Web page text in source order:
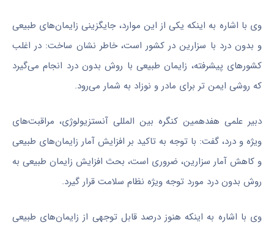
وی با اشاره به اینکه یکی از این موارد، جایگزینی زایمان‌های طبیعی
و بدون درد با سزارین در کشور است، خاطر نشان ساخت: در اغلب
کشورهای پیشرفته، زایمان طبیعی با روش بدون درد انجام می‌گیرد
که روشی ایمن تر برای مادر و نوزاد به شمار می‌رود.
دبیر علمی هفدهمین کنگره بین المللی آنستزیولوژی، مراقبت‌های
ویژه و درد، گفت: با توجه به تاکید بر افزایش آمار زایمان‌های طبیعی
و کاهش آمار سزارین، ضروری است، بحث افزایش زایمان طبیعی به
روش بدون درد مورد توجه ویژه نظام سلامت قرار گیرد.
وی با اشاره به اینکه هنوز درصد قابل توجهی از زایمان‌های طبیعی